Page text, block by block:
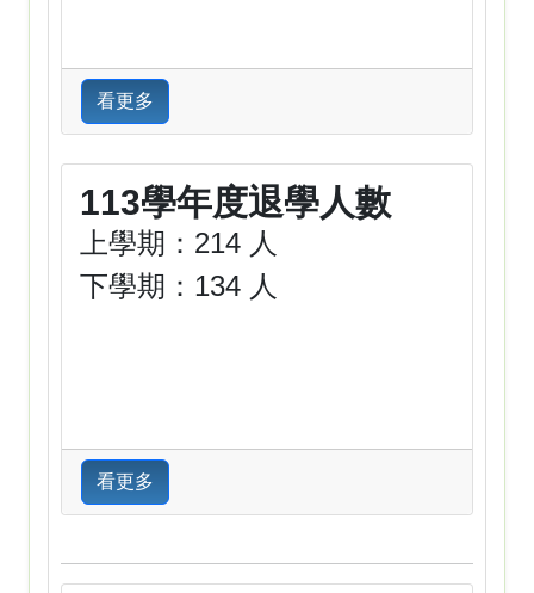
看更多
113學年度退學人數
上學期：214 人
下學期：134 人
看更多